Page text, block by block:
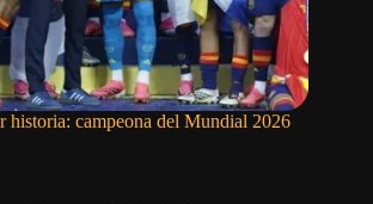
historia: campeona del Mundial 2026